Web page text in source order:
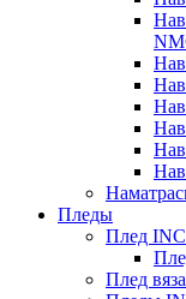
Пледы
Плед
Плед